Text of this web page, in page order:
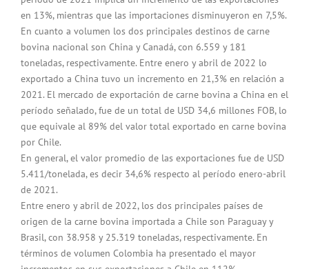
en 13%, mientras que las importaciones disminuyeron en 7,5%.
En cuanto a volumen los dos principales destinos de carne
bovina nacional son China y Canadá, con 6.559 y 181
toneladas, respectivamente. Entre enero y abril de 2022 lo
exportado a China tuvo un incremento en 21,3% en relación a
2021. El mercado de exportación de carne bovina a China en el
período señalado, fue de un total de USD 34,6 millones FOB, lo
que equivale al 89% del valor total exportado en carne bovina
por Chile.
En general, el valor promedio de las exportaciones fue de USD
5.411/tonelada, es decir 34,6% respecto al período enero-abril
de 2021.
Entre enero y abril de 2022, los dos principales países de
origen de la carne bovina importada a Chile son Paraguay y
Brasil, con 38.958 y 25.319 toneladas, respectivamente. En
términos de volumen Colombia ha presentado el mayor